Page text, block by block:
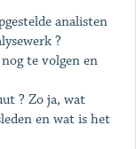
analisten
?
te volgen en
? Zo ja, wat
en wat is het